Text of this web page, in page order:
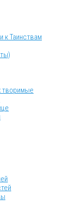
к Таинствам
творимые